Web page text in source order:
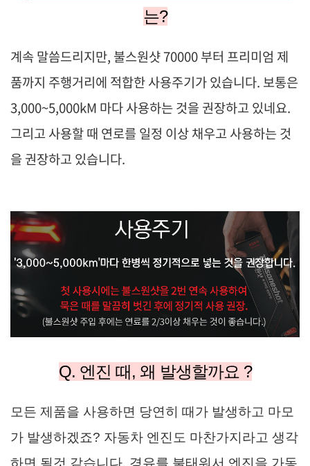
는?
계속 말씀드리지만, 불스원샷 70000 부터 프리미엄 제
품까지 주행거리에 적합한 사용주기가 있습니다. 보통은
3,000~5,000kM 마다 사용하는 것을 권장하고 있네요.
그리고 사용할 때 연로를 일정 이상 채우고 사용하는 것
을 권장하고 있습니다.
Q. 엔진 때, 왜 발생할까요 ?
모든 제품을 사용하면 당연히 때가 발생하고 마모
가 발생하겠죠? 자동차 엔진도 마찬가지라고 생각
하면 될것 같습니다. 경유를 불태워서 엔진을 가동